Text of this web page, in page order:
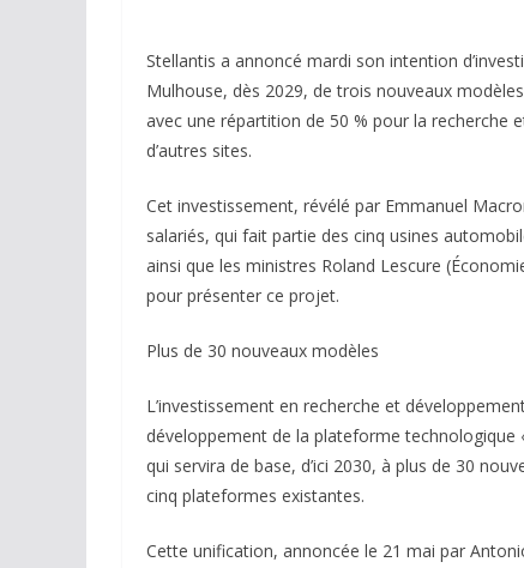
Stellantis a annoncé mardi son intention
Mulhouse, dès 2029, de trois nouveaux
avec une répartition de 50 % pour la recherche
d’autres sites.
Cet investissement, révélé par Emmanuel
salariés, qui fait partie des cinq usines
ainsi que les ministres Roland Lescure
pour présenter ce projet.
Plus de 30 nouveaux modèles
L’investissement en recherche et
développement de la plateforme technologique
qui servira de base, d’ici 2030, à plus de 30
cinq plateformes existantes.
Cette unification, annoncée le 21 mai par